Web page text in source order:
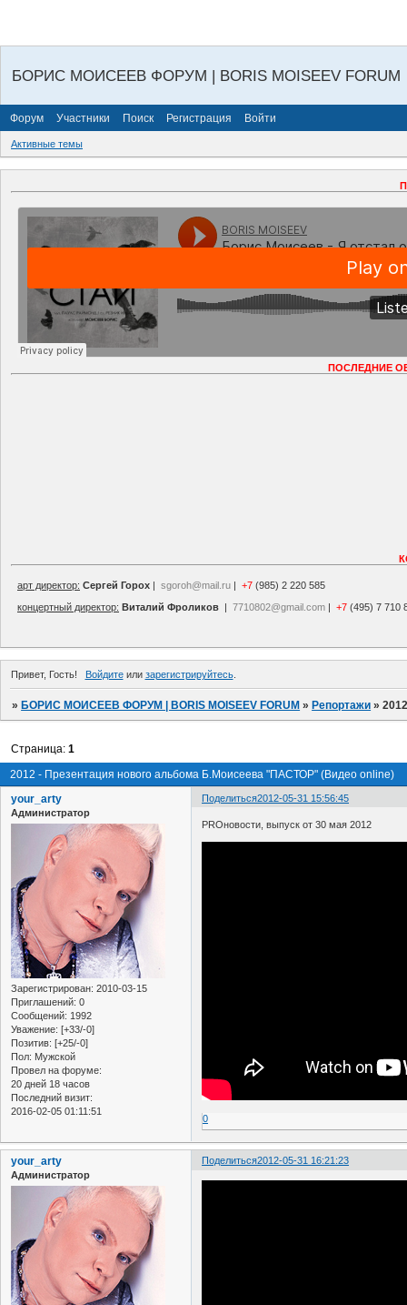
БОРИС МОИСЕЕВ ФОРУМ | BORIS MOISEEV FORUM
Форум Участники Поиск Регистрация Войти
Активные темы
ПОСЛЕДНИЕ
арт директор: Сергей Горох | sgoroh@mail.ru | +7 (985) 2 220 585
концертный директор: Виталий Фроликов | 7710802@gmail.com | +7 (495) 7 710
Привет, Гость! Войдитеили зарегистрируйтесь.
»БОРИС МОИСЕЕВ ФОРУМ | BORIS MOISEEV FORUM »Репортажи »
2012 - Презентация нового альбома Б.Моисеева "ПАСТОР" (Видео online)
Страница:1
Поделиться2012-05-31 15:56:45
your_arty
Администратор
Зарегистрирован: 2010-03-15
Приглашений: 0
Сообщений: 1992
Уважение: [+33/-0]
Позитив: [+25/-0]
Пол: Мужской
Провел на форуме:
20 дней 18 часов
Последний визит:
2016-02-05 01:11:51
PROновости, выпуск от 30 мая 2012
0
Поделиться2012-05-31 16:21:23
your_arty
Администратор